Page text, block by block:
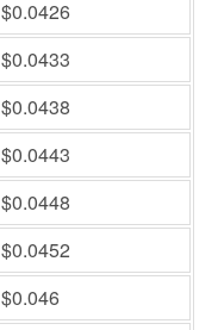
$0.0426
$0.0433
$0.0438
$0.0443
$0.0448
$0.0452
$0.046